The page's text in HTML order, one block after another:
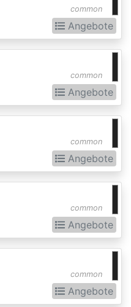
common
Angebote
common
Angebote
common
Angebote
common
Angebote
common
Angebote